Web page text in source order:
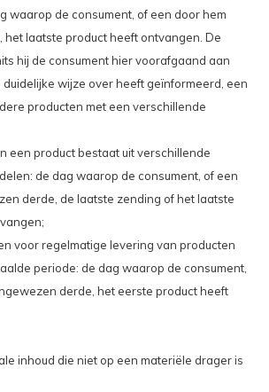
waarop de consument, of een door hem
laatste product heeft ontvangen. De
hij de consument hier voorafgaand aan
wijze over heeft geïnformeerd, een
producten met een verschillende
een product bestaat uit verschillende
de dag waarop de consument, of een
derde, de laatste zending of het laatste
voor regelmatige levering van producten
periode: de dag waarop de consument,
derde, het eerste product heeft
inhoud die niet op een materiële drager is